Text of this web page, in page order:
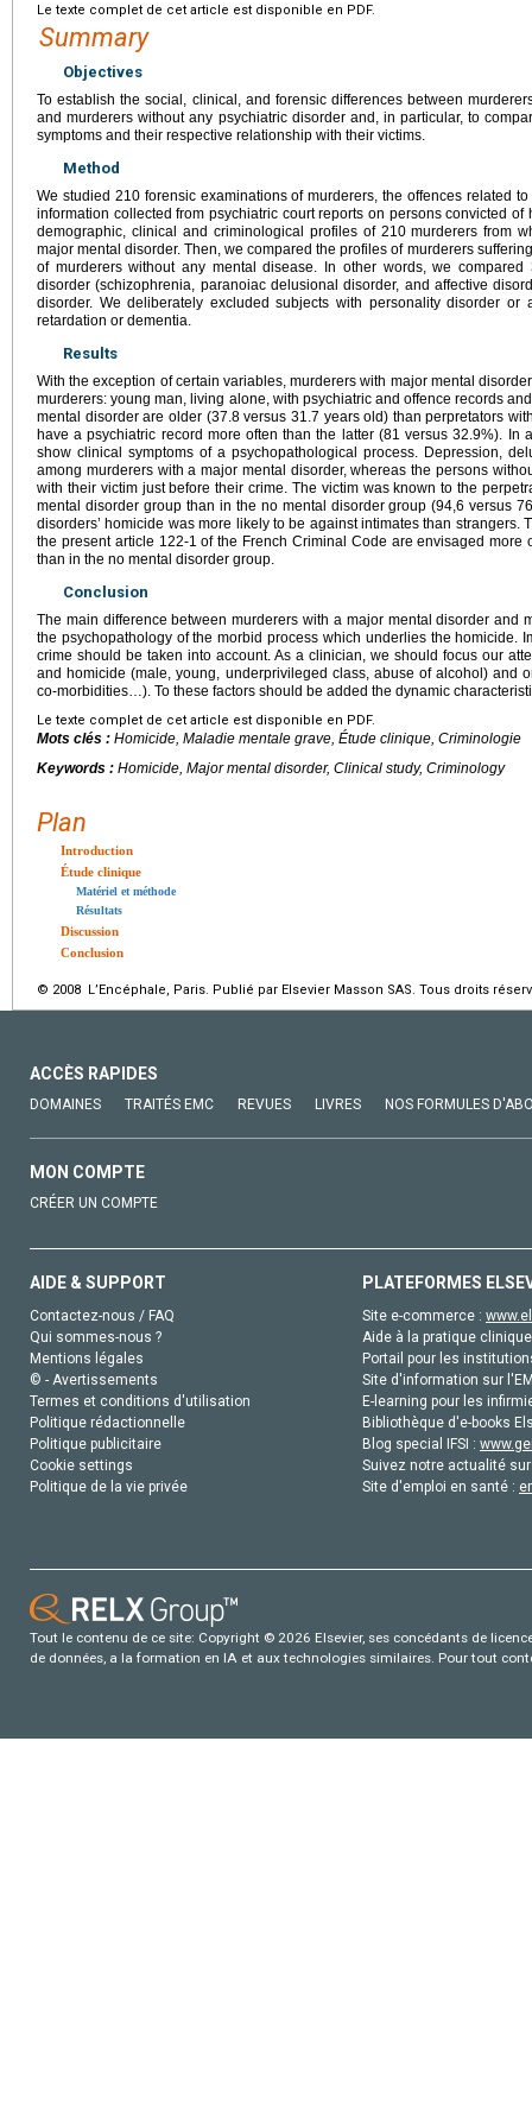
Le texte complet de cet article est disponible en PDF.
Summary
Objectives
To establish the social, clinical, and forensic differences between
and murderers without any psychiatric disorder and, in particular, to
symptoms and their respective relationship with their victims.
Method
We studied 210 forensic examinations of murderers, the offences related
information collected from psychiatric court reports on persons convicted
demographic, clinical and criminological profiles of 210 murderers from
major mental disorder. Then, we compared the profiles of murderers
of murderers without any mental disease. In other words, we
disorder (schizophrenia, paranoiac delusional disorder, and affective
disorder. We deliberately excluded subjects with personality disorder or
retardation or dementia.
Results
With the exception of certain variables, murderers with major mental
murderers: young man, living alone, with psychiatric and offence records
mental disorder are older (37.8 versus 31.7 years old) than perpretators
have a psychiatric record more often than the latter (81 versus 32.9%). In
show clinical symptoms of a psychopathological process. Depression,
among murderers with a major mental disorder, whereas the persons
with their victim just before their crime. The victim was known to the
mental disorder group than in the no mental disorder group (94,6 versus
disorders’ homicide was more likely to be against intimates than strangers.
the present article 122-1 of the French Criminal Code are envisaged more
than in the no mental disorder group.
Conclusion
The main difference between murderers with a major mental disorder and
the psychopathology of the morbid process which underlies the homicide.
crime should be taken into account. As a clinician, we should focus our
and homicide (male, young, underprivileged class, abuse of alcohol) and
co-morbidities…). To these factors should be added the dynamic
Le texte complet de cet article est disponible en PDF.
Mots clés : Homicide, Maladie mentale grave, Étude clinique, Criminologie
Keywords : Homicide, Major mental disorder, Clinical study, Criminology
Plan
Introduction
Étude clinique
Matériel et méthode
Résultats
Discussion
Conclusion
© 2008 L’Encéphale, Paris. Publié par Elsevier Masson SAS. Tous droits
ACCÈS RAPIDES
DOMAINES TRAITÉS EMC REVUES LIVRES NOS FORMULES
MON COMPTE
CRÉER UN COMPTE
AIDE & SUPPORT
Contactez-nous / FAQ
Qui sommes-nous ?
Mentions légales
© - Avertissements
Termes et conditions d'utilisation
Politique rédactionnelle
Politique publicitaire
Cookie settings
Politique de la vie privée
PLATEFORMES
Site e-commerce :
Aide à la pratique
Portail pour les
Site d'information sur
E-learning pour les
Bibliothèque d'e-books
Blog special IFSI :
Suivez notre actualité
Site d'emploi en santé :
Tout le contenu de ce site: Copyright © 2026 Elsevier, ses concédants de
de données, a la formation en IA et aux technologies similaires. Pour tout